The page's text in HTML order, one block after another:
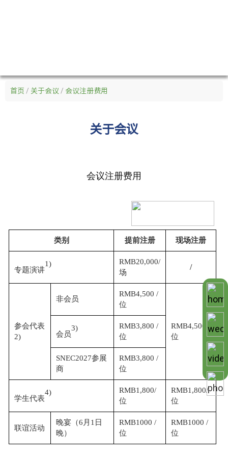
首页 / 关于会议 / 会议注册费用
关于会议
会议注册费用
类别 提前注册 现场注册
专题演讲
1)
RMB20,000/
场
/
参会代表
2)
非会员
RMB4,500 /
位
RMB4,500 /
位
会员
3)
RMB3,800 /
位
SNEC2027参展
商
RMB3,800 /
位
学生代表
4)
RMB1,800/
位
RMB1,800/
位
联谊活动
晚宴（6月1日
晚）
RMB1000 /
位
RMB1000 /
位